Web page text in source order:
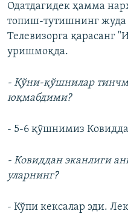
Одатдагидек ҳамма
топиш-тутишнинг жуда
Телевизорга қарасанг
уришмоқда.
- Қўни-қўшнилар
юқмабдими?
- 5-6 қўшнимиз
- Ковиддан эканлиги
уларнинг?
- Кўпи кексалар эди.